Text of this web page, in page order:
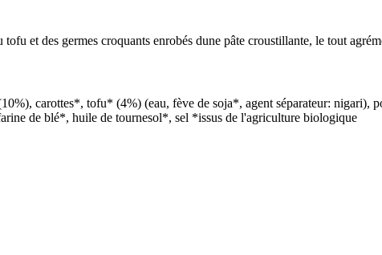
et des germes croquants enrobés dune pâte croustillante, le tout
carottes*, tofu* (4%) (eau, fève de soja*, agent séparateur: nigari),
de blé*, huile de tournesol*, sel *issus de l'agriculture biologique